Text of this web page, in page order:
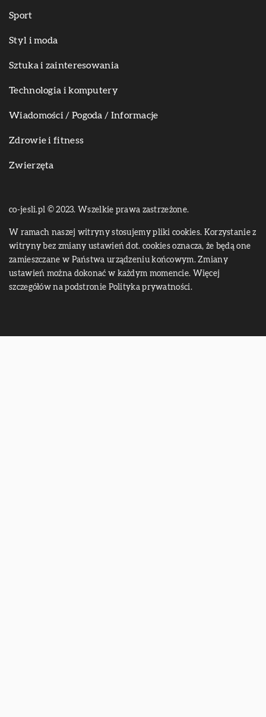
Sport
Styl i moda
Sztuka i zainteresowania
Technologia i komputery
Wiadomości / Pogoda / Informacje
Zdrowie i fitness
Zwierzęta
co-jesli.pl © 2023. Wszelkie prawa zastrzeżone.
W ramach naszej witryny stosujemy pliki cookies. Korzystanie z
witryny bez zmiany ustawień dot. cookies oznacza, że będą one
zamieszczane w Państwa urządzeniu końcowym. Zmiany
ustawień można dokonać w każdym momencie. Więcej
szczegółów na podstronie Polityka prywatności.